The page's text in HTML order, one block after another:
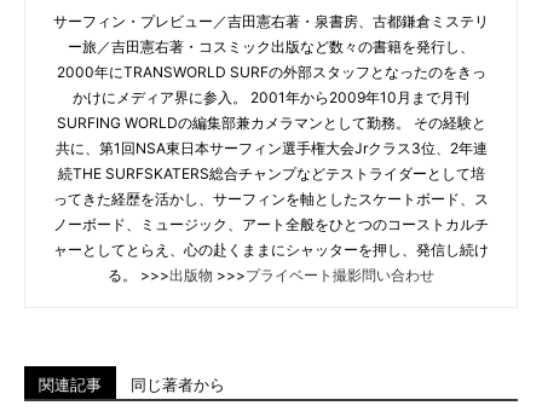
サーフィン・プレビュー／吉田憲右著・泉書房、古都鎌倉ミステリ
ー旅／吉田憲右著・コスミック出版など数々の書籍を発行し、
2000年にTRANSWORLD SURFの外部スタッフとなったのをきっ
かけにメディア界に参入。 2001年から2009年10月まで月刊
SURFING WORLDの編集部兼カメラマンとして勤務。 その経験と
共に、第1回NSA東日本サーフィン選手権大会Jrクラス3位、2年連
続THE SURFSKATERS総合チャンプなどテストライダーとして培
ってきた経歴を活かし、サーフィンを軸としたスケートボード、ス
ノーボード、ミュージック、アート全般をひとつのコーストカルチ
ャーとしてとらえ、心の赴くままにシャッターを押し、発信し続け
る。 >>>出版物 >>>プライベート撮影問い合わせ
関連記事 同じ著者から